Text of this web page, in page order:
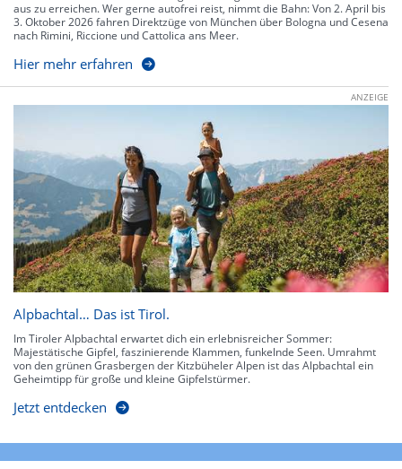
aus zu erreichen. Wer gerne autofrei reist, nimmt die Bahn: Von 2. April bis
3. Oktober 2026 fahren Direktzüge von München über Bologna und Cesena
nach Rimini, Riccione und Cattolica ans Meer.
Hier mehr erfahren
ANZEIGE
Alpbachtal… Das ist Tirol.
Im Tiroler Alpbachtal erwartet dich ein erlebnisreicher Sommer:
Majestätische Gipfel, faszinierende Klammen, funkelnde Seen. Umrahmt
von den grünen Grasbergen der Kitzbüheler Alpen ist das Alpbachtal ein
Geheimtipp für große und kleine Gipfelstürmer.
Jetzt entdecken